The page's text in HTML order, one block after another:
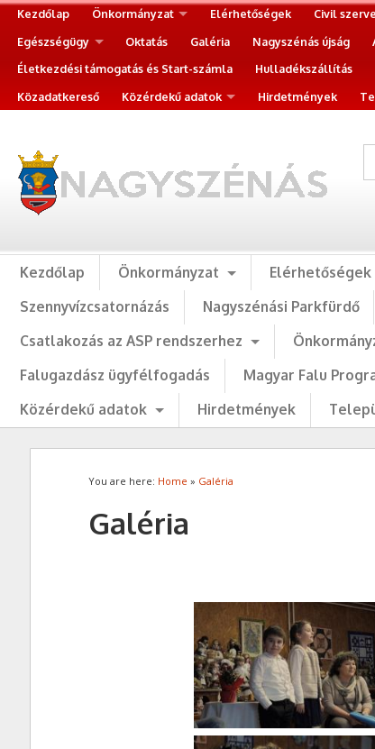
Kezdőlap Önkormányzat Elérhetőségek Civil
Egészségügy
Oktatás Galéria Nagyszénás újság
Életkezdési támogatás és Start-számla
Hulladékszállítás
Közadatkereső
Közérdekű adatok Hirdetmények
Kezdőlap Önkormányzat Elérhetőségek
Szennyvízcsatornázás
Nagyszénási Parkfürdő
Csatlakozás az ASP rendszerhez
Falugazdász ügyfélfogadás
Magyar Falu
Közérdekű adatok
Hirdetmények
You are here: Home » Galéria
Galéria